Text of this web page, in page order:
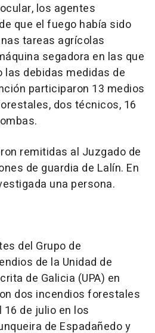
los agentes
que el fuego había sido
tareas agrícolas
segadora en las que
las debidas medidas de
participaron 13 medios
dos técnicos, 16
remitidas al Juzgado de
de guardia de Lalín. En
una persona.
del Grupo de
de la Unidad de
de Galicia (UPA) en
dos incendios forestales
de julio en los
de Espadañedo y